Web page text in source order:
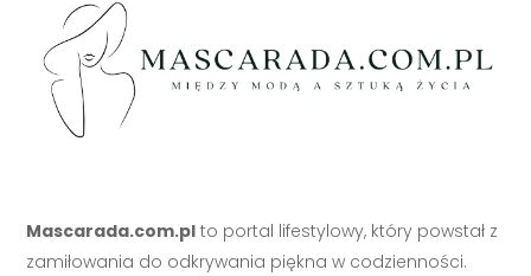
Mascarada.com.pl to portal lifestylowy, który powstał z
zamiłowania do odkrywania piękna w codzienności.